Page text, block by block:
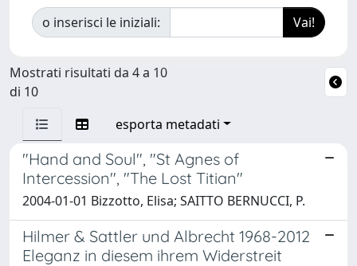
o inserisci le iniziali:
Mostrati risultati da 4 a 10
di 10
esporta metadati
"Hand and Soul", "St Agnes of
Intercession", "The Lost Titian"
2004-01-01 Bizzotto, Elisa; SAITTO BERNUCCI, P.
Hilmer & Sattler und Albrecht 1968-2012
Eleganz in diesem ihrem Widerstreit